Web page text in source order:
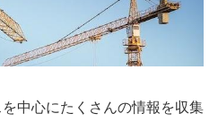
中心にたくさんの情報を収集